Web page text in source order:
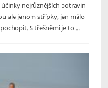
účinky nejrůznějších potravin
ale jenom střípky, jen málo
S třešněmi je to ...